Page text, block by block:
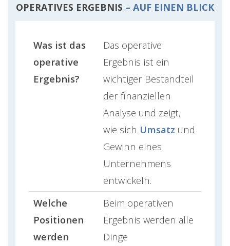
OPERATIVES ERGEBNIS – AUF EINEN BLICK
Was ist das
operative
Ergebnis?
Das operative
Ergebnis ist ein
wichtiger Bestandteil
der finanziellen
Analyse und zeigt,
wie sich Umsatz und
Gewinn eines
Unternehmens
entwickeln.
Welche
Positionen
werden
Beim operativen
Ergebnis werden alle
Dinge